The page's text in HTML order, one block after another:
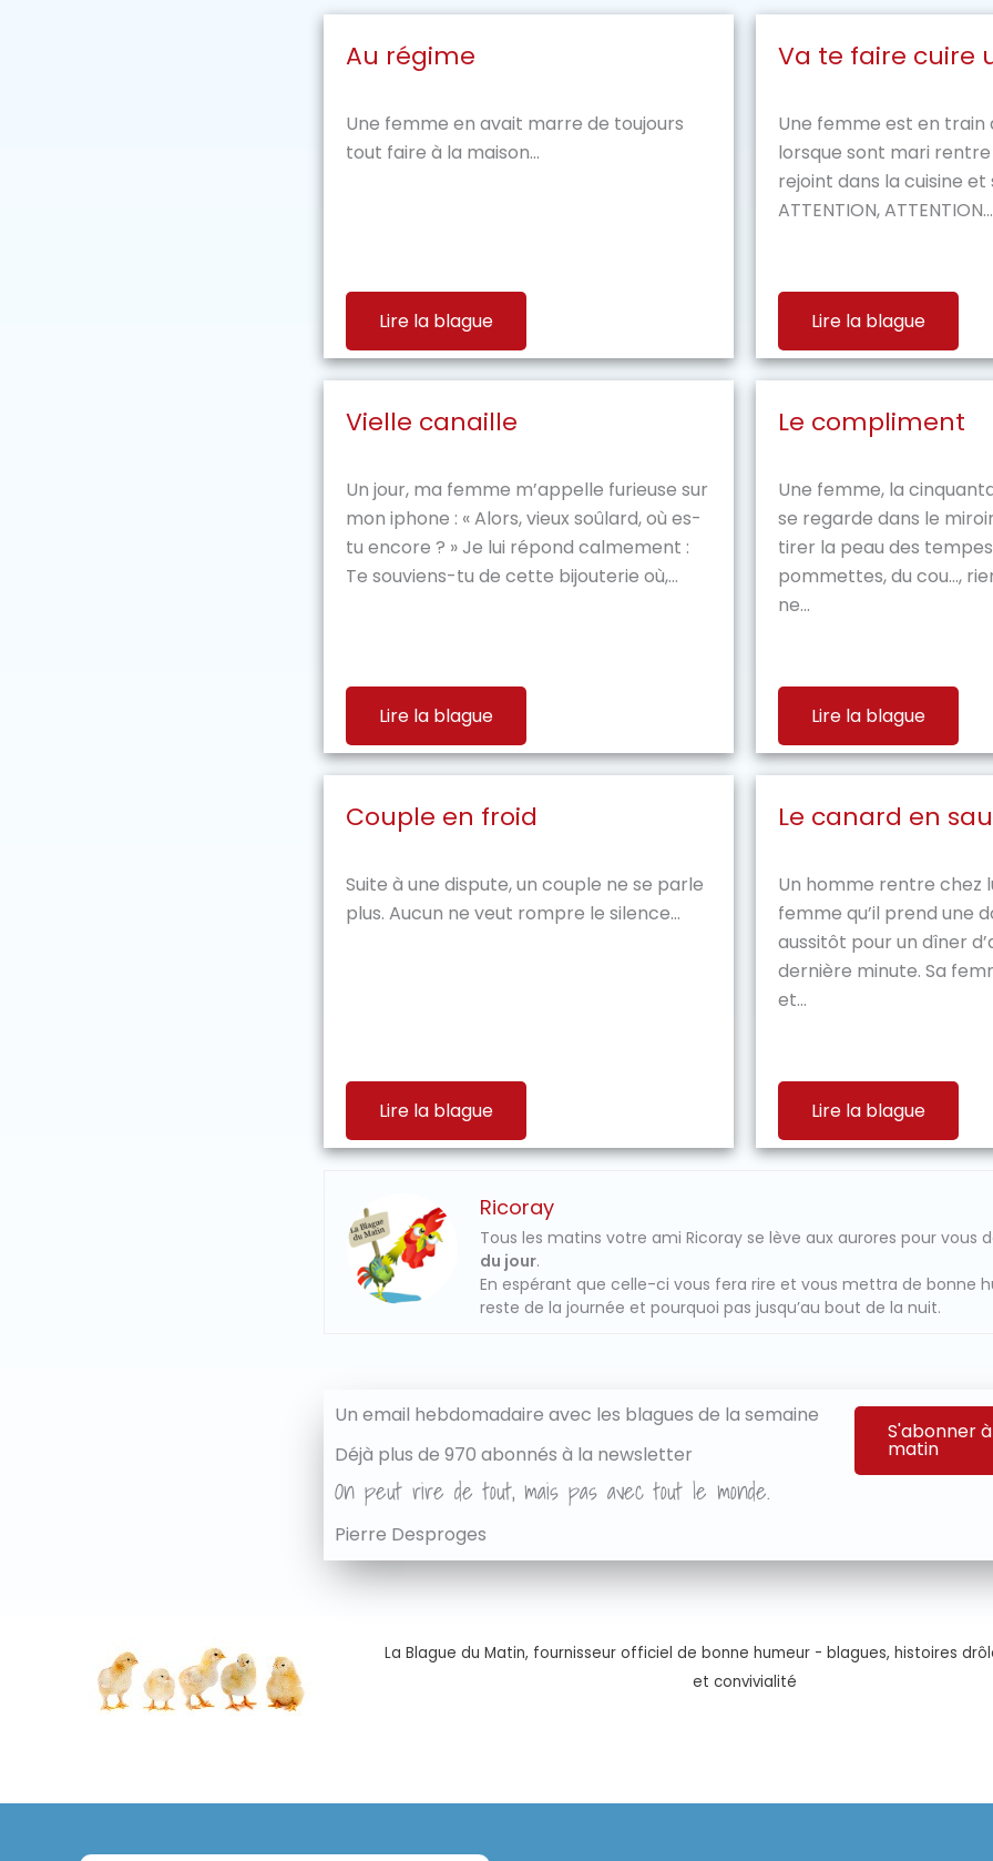
Au régime
Une femme en avait marre de toujours
tout faire à la maison...
Lire la blague
Va te faire cuire
Une femme est en
lorsque sont mari rentre
rejoint dans la cuisine
ATTENTION, ATTENTION...
Lire la blague
Vielle canaille
Un jour, ma femme m’appelle furieuse sur
mon iphone : « Alors, vieux soûlard, où es-
tu encore ? » Je lui répond calmement :
Te souviens-tu de cette bijouterie où,...
Lire la blague
Le compliment
Une femme, la
se regarde dans le
tirer la peau des
pommettes, du cou…,
ne...
Lire la blague
Couple en froid
Suite à une dispute, un couple ne se parle
plus. Aucun ne veut rompre le silence...
Lire la blague
Le canard en
Un homme rentre chez
femme qu’il prend une
aussitôt pour un dîner
dernière minute. Sa
et...
Lire la blague
Ricoray
Tous les matins votre ami Ricoray se lève aux aurores pour vous
du jour.
En espérant que celle-ci vous fera rire et vous mettra de bonne
reste de la journée et pourquoi pas jusqu’au bout de la nuit.
Un email hebdomadaire avec les blagues de la semaine
Déjà plus de 970 abonnés à la newsletter
S'abonner
matin
On peut rire de tout, mais pas avec tout le monde.
Pierre Desproges
La Blague du Matin, fournisseur officiel de bonne humeur - blagues, histoires
et convivialité